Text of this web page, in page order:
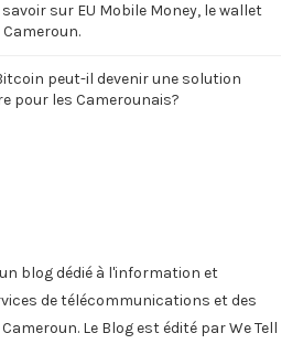
sur EU Mobile Money, le wallet
peut-il devenir une solution
pour les Camerounais?
blog dédié à l'information et
de télécommunications et des
Le Blog est édité par We Tell